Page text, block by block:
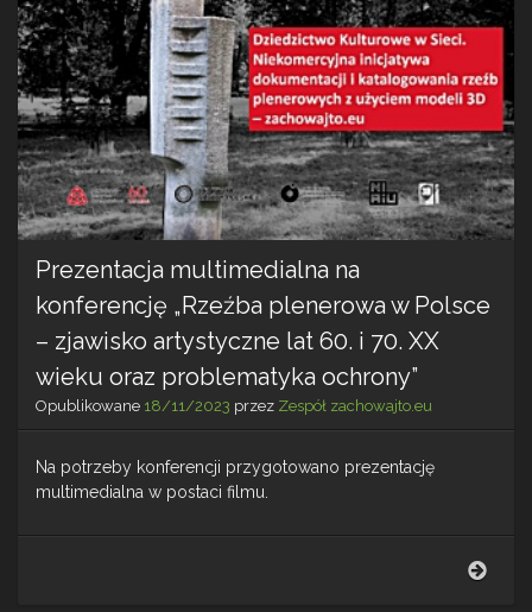
Góry
Prezentacja multimedialna na
konferencję „Rzeźba plenerowa w Polsce
– zjawisko artystyczne lat 60. i 70. XX
wieku oraz problematyka ochrony”
Opublikowane 18/11/2023 przez Zespół zachowajto.eu
Na potrzeby konferencji przygotowano prezentację
multimedialna w postaci filmu.